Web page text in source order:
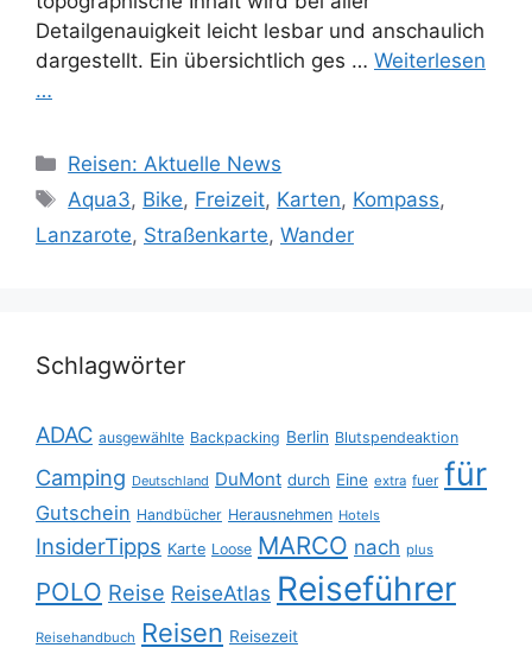
Detailgenauigkeit leicht lesbar und anschaulich
dargestellt. Ein übersichtlich ges … Weiterlesen
…
Kategorien
Reisen: Aktuelle News
Schlagwörter
Aqua3, Bike, Freizeit, Karten, Kompass,
Lanzarote, Straßenkarte, Wander
Schlagwörter
ADAC ausgewählte Backpacking Berlin Blutspendeaktion
Camping Deutschland DuMont durch Eine extra fuer für
Gutschein Handbücher Herausnehmen Hotels
InsiderTipps Karte Loose MARCO nach plus
POLO Reise ReiseAtlas Reiseführer
Reisehandbuch Reisen Reisezeit